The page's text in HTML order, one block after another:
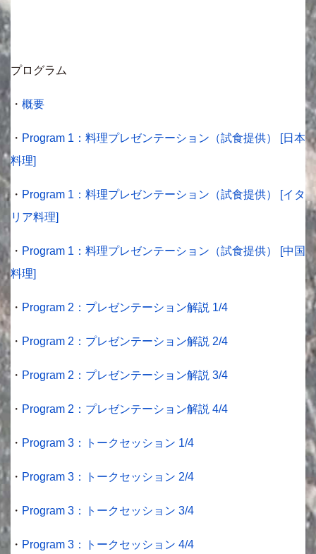
プログラム
・ 概要
・ Program 1：料理プレゼンテーション（試食提供） [日本
料理]
・ Program 1：料理プレゼンテーション（試食提供） [イタ
リア料理]
・ Program 1：料理プレゼンテーション（試食提供） [中国
料理]
・ Program 2：プレゼンテーション解説 1/4
・ Program 2：プレゼンテーション解説 2/4
・ Program 2：プレゼンテーション解説 3/4
・ Program 2：プレゼンテーション解説 4/4
・ Program 3：トークセッション 1/4
・ Program 3：トークセッション 2/4
・ Program 3：トークセッション 3/4
・ Program 3：トークセッション 4/4